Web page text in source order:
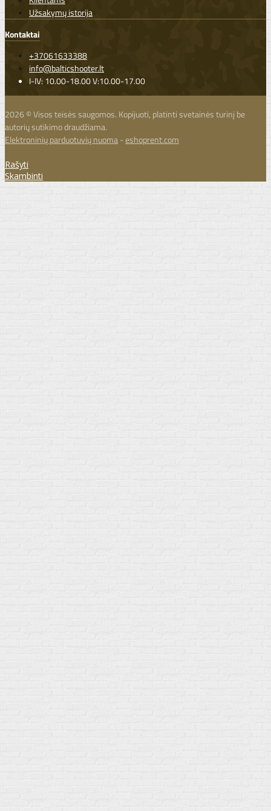
Užsakymų istorija
Kontaktai
+37061633388
info@balticshooter.lt
I-IV: 10.00-18.00 V:10.00-17.00
2026 © Visos teisės saugomos. Kopijuoti, platinti svetainės turinį be
autorių sutikimo draudžiama.
Elektroninių parduotuvių nuoma-eshoprent.com
Rašyti
Skambinti